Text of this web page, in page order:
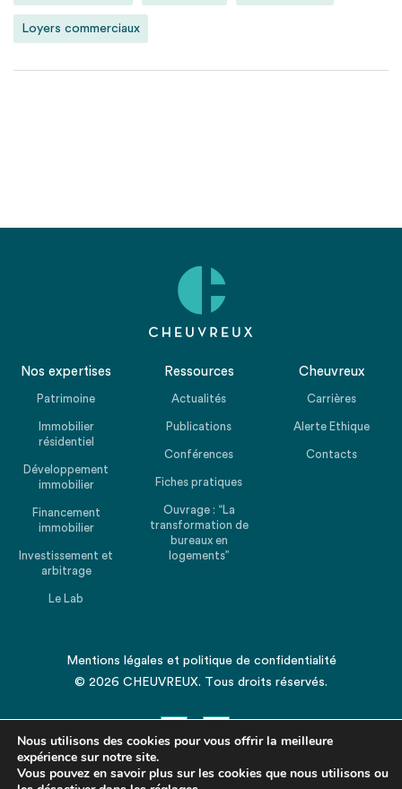
Loyers commerciaux
Nos expertises
Patrimoine
Immobilier
résidentiel
Développement
immobilier
Financement
immobilier
Investissement et
arbitrage
Le Lab
Ressources
Actualités
Publications
Conférences
Fiches pratiques
Ouvrage : “La
transformation de
bureaux en
logements”
Cheuvreux
Carrières
Alerte Ethique
Contacts
Mentions légales et politique de confidentialité
© 2026 CHEUVREUX. Tous droits réservés.
Nous utilisons des cookies pour vous offrir la meilleure
expérience sur notre site.
Vous pouvez en savoir plus sur les cookies que nous utilisons ou